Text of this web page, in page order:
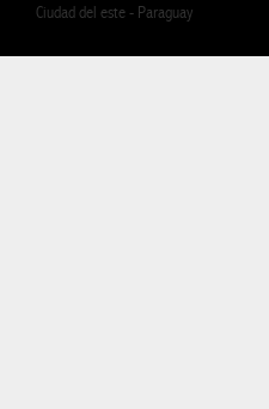
Ciudad del este - Paraguay